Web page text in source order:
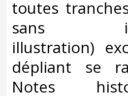
toutes
sans
illustration)
dépliant se
Notes